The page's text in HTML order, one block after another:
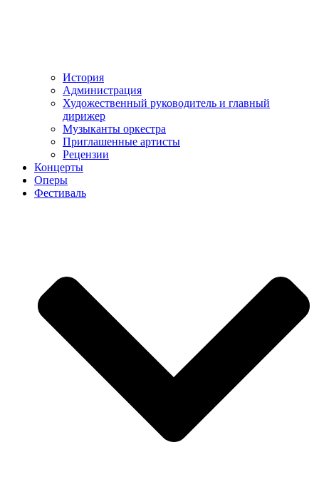
История
Администрация
Художественный руководитель и главный
дирижер
Музыканты оркестра
Приглашенные артисты
Рецензии
Концерты
Оперы
Фестиваль